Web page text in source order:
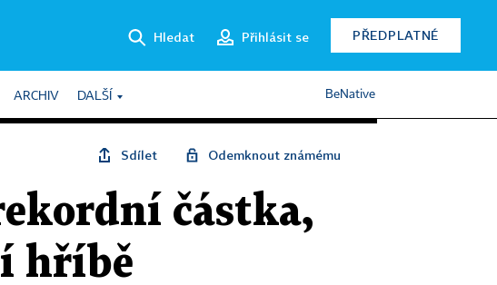
Hledat Přihlásit se PŘEDPLATNÉ
ARCHIV DALŠÍ BeNative
Sdílet Odemknout známému
částka,
hříbě